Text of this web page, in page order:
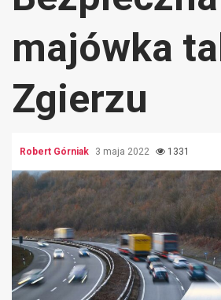
majówka
Zgierzu
Robert Górniak 3 maja 2022 1331